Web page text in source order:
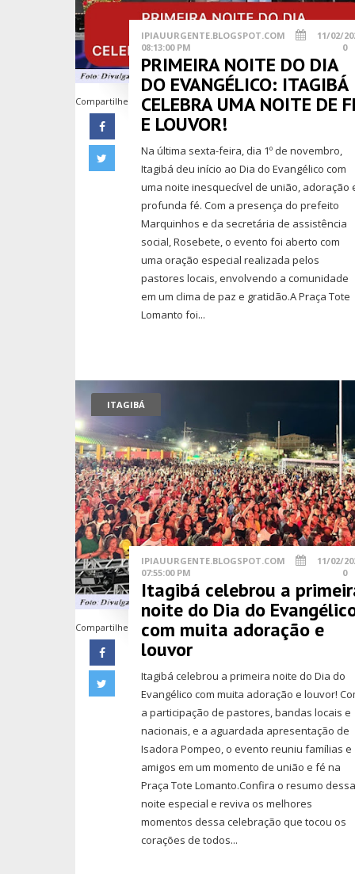
Compartilhe
IPIAUURGENTE.BLOGSPOT.COM
11/02/
08:13:00 PM
0
PRIMEIRA NOITE DO DIA
DO EVANGÉLICO: ITAGIBÁ
CELEBRA UMA NOITE DE
E LOUVOR!
Na última sexta-feira, dia 1º de novembro,
Itagibá deu início ao Dia do Evangélico com
uma noite inesquecível de união, adoração
profunda fé. Com a presença do prefeito
Marquinhos e da secretária de assistência
social, Rosebete, o evento foi aberto com
uma oração especial realizada pelos
pastores locais, envolvendo a comunidade
em um clima de paz e gratidão.A Praça Tote
Lomanto foi...
ITAGIBÁ
Compartilhe
IPIAUURGENTE.BLOGSPOT.COM
11/02/
07:55:00 PM
0
Itagibá celebrou a
noite do Dia do
com muita adoração e
louvor
Itagibá celebrou a primeira noite do Dia do
Evangélico com muita adoração e louvor!
a participação de pastores, bandas locais e
nacionais, e a aguardada apresentação de
Isadora Pompeo, o evento reuniu famílias e
amigos em um momento de união e fé na
Praça Tote Lomanto.Confira o resumo
noite especial e reviva os melhores
momentos dessa celebração que tocou os
corações de todos...